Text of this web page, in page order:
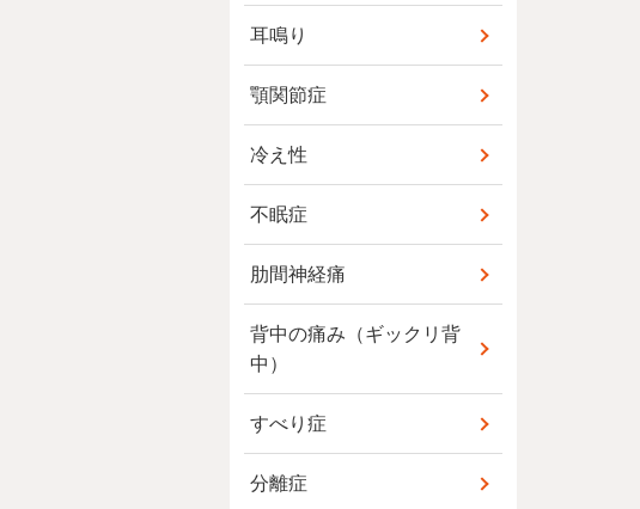
耳鳴り
顎関節症
冷え性
不眠症
肋間神経痛
背中の痛み（ギックリ背
中）
すべり症
分離症